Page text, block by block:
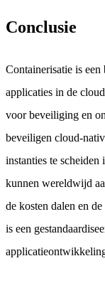
Conclusie
Containerisatie is
applicaties in de
voor beveiliging en
beveiligen cloud-
instanties te
kunnen wereldwijd
de kosten dalen en
is een